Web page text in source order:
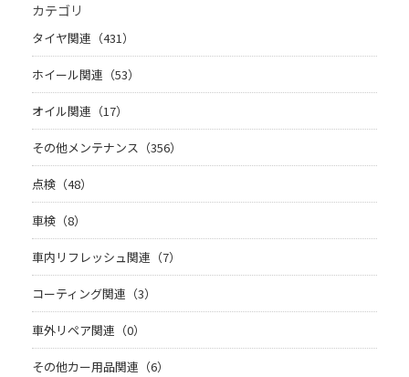
カテゴリ
タイヤ関連（431）
ホイール関連（53）
オイル関連（17）
その他メンテナンス（356）
点検（48）
車検（8）
車内リフレッシュ関連（7）
コーティング関連（3）
車外リペア関連（0）
その他カー用品関連（6）